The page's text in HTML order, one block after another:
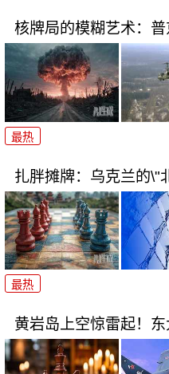
核牌局的模糊艺术：普
最热
扎胖摊牌：乌克兰的\"
最热
黄岩岛上空惊雷起！